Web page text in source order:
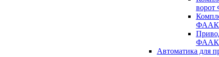
ФААК
ФААК
Автоматика для